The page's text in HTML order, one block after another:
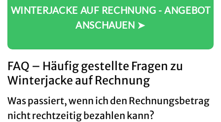
WINTERJACKE AUF RECHNUNG - ANGEBOT
ANSCHAUEN ➤
FAQ – Häufig gestellte Fragen zu
Winterjacke auf Rechnung
Was passiert, wenn ich den Rechnungsbetrag
nicht rechtzeitig bezahlen kann?